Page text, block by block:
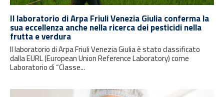
Il laboratorio di Arpa Friuli Venezia Giulia conferma la
sua eccellenza anche nella ricerca dei pesticidi nella
frutta e verdura
Il laboratorio di Arpa Friuli Venezia Giulia è stato classificato
dalla EURL (European Union Reference Laboratory) come
Laboratorio di “Classe...